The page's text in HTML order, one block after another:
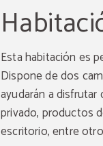
Esta habitación es
Dispone de dos
ayudarán a
privado, productos
escritorio, entre